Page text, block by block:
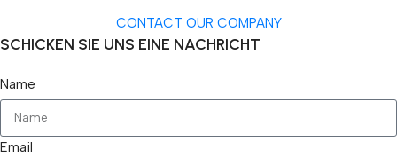
CONTACT OUR COMPANY
SCHICKEN SIE UNS EINE NACHRICHT
Name
Email